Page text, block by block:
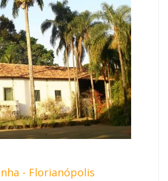
- Florianópolis